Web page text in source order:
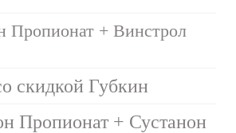
Пропионат + Винстрол
скидкой Губкин
Пропионат + Сустанон